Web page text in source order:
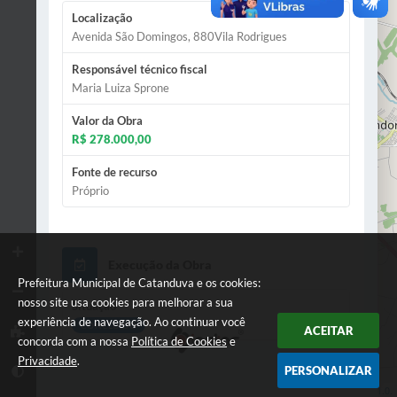
Prefeitura Municipal de Catanduva e os cookies:
nosso site usa cookies para melhorar a sua
experiência de navegação. Ao continuar você
concorda com a nossa Política de Cookies e
Privacidade.
ACEITAR
PERSONALIZAR
2
OpenStreetMapcontributors,ODbL 1.0.
Localização
Avenida São Domingos, 880Vila Rodrigues
Responsável técnico fiscal
Maria Luiza Sprone
Valor da Obra
R$ 278.000,00
Fonte de recurso
Próprio
Situação
CONCLUÍDO